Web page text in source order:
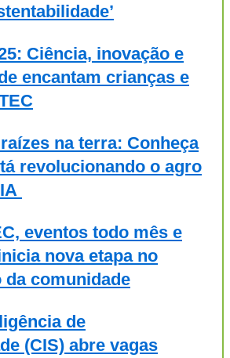
Ciência, inovação e
encantam crianças e
na terra: Conheça
revolucionando o agro
eventos todo mês e
nova etapa no
comunidade
de
(CIS) abre vagas